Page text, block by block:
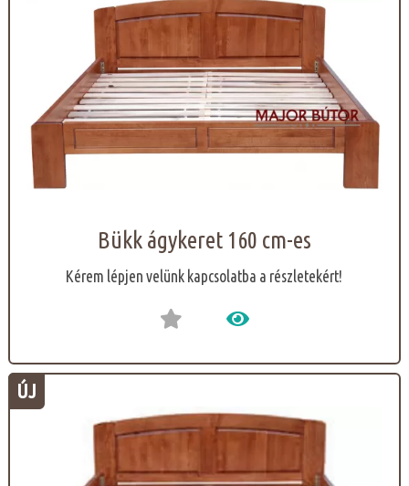
Bükk ágykeret 160 cm-es
Kérem lépjen velünk kapcsolatba a részletekért!
ÚJ